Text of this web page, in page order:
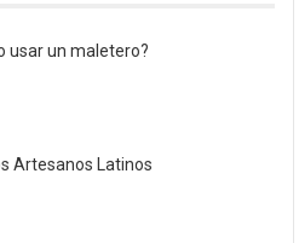
usar un maletero?
Artesanos Latinos